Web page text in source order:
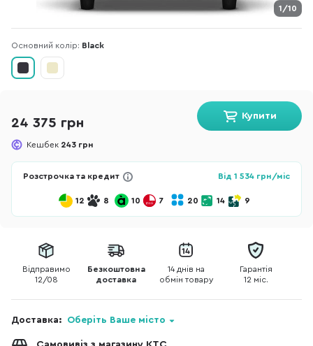
1/10
Основний колір: Black
24 375 грн
Кешбек 243 грн
Купити
Розстрочка та кредит Від 1 534 грн/міс
12 8 10 7 20 14 9
Відправимо
12/08
Безкоштовна
доставка
14 днів на
обмін товару
Гарантія
12 міс.
Доставка: Оберіть Ваше місто